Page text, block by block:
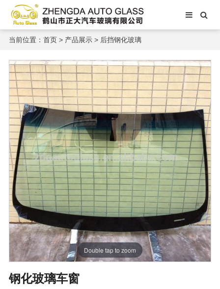
当前位置： 首页> 产品展示> 后挡钢化玻璃
Double tap to zoom
钢化玻璃车窗